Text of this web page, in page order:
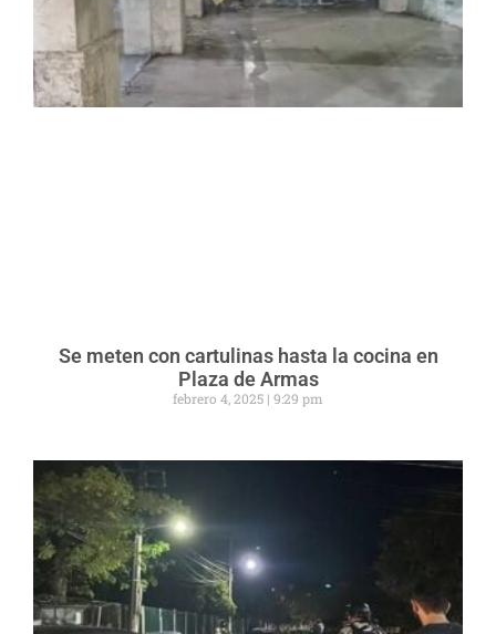
Se meten con cartulinas hasta la cocina en
Plaza de Armas
febrero 4, 2025 9:29 pm